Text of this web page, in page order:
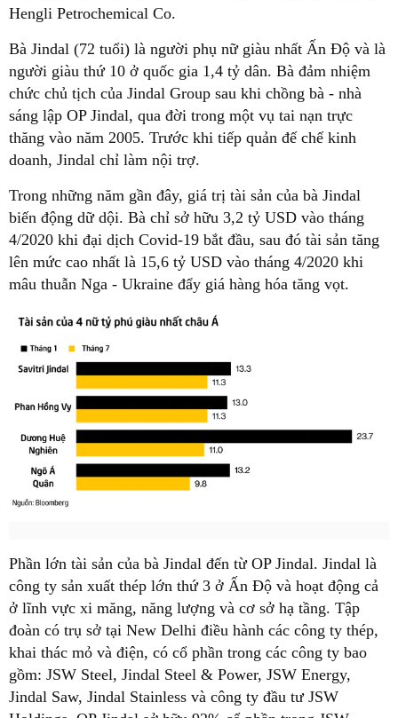
Hengli Petrochemical Co.
Bà Jindal (72 tuổi) là người phụ nữ giàu nhất Ấn Độ và là
người giàu thứ 10 ở quốc gia 1,4 tỷ dân. Bà đảm nhiệm
chức chủ tịch của Jindal Group sau khi chồng bà - nhà
sáng lập OP Jindal, qua đời trong một vụ tai nạn trực
thăng vào năm 2005. Trước khi tiếp quản đế chế kinh
doanh, Jindal chỉ làm nội trợ.
Trong những năm gần đây, giá trị tài sản của bà Jindal
biến động dữ dội. Bà chỉ sở hữu 3,2 tỷ USD vào tháng
4/2020 khi đại dịch Covid-19 bắt đầu, sau đó tài sản tăng
lên mức cao nhất là 15,6 tỷ USD vào tháng 4/2020 khi
mâu thuẫn Nga - Ukraine đẩy giá hàng hóa tăng vọt.
Phần lớn tài sản của bà Jindal đến từ OP Jindal. Jindal là
công ty sản xuất thép lớn thứ 3 ở Ấn Độ và hoạt động cả
ở lĩnh vực xi măng, năng lượng và cơ sở hạ tầng. Tập
đoàn có trụ sở tại New Delhi điều hành các công ty thép,
khai thác mỏ và điện, có cổ phần trong các công ty bao
gồm: JSW Steel, Jindal Steel & Power, JSW Energy,
Jindal Saw, Jindal Stainless và công ty đầu tư JSW